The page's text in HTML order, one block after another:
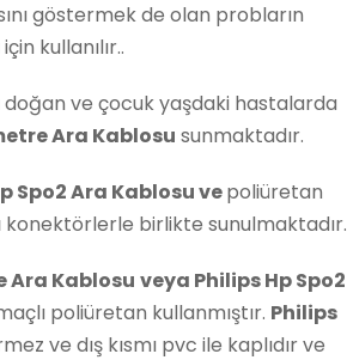
göstermek de olan probların
kullanılır..
ve çocuk yaşdaki hastalarda
Ara Kablosu sunmaktadır.
Spo2 Ara Kablosuvepoliüretan
konektörlerle birlikte sunulmaktadır.
Ara Kablosu veya Philips Hp Spo2
poliüretan kullanmıştır. Philips
ve dış kısmı pvc ile kaplıdır ve